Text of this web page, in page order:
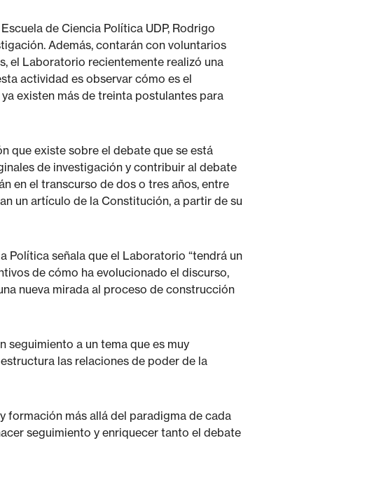
de Ciencia Política UDP, Rodrigo
Además, contarán con voluntarios
el Laboratorio recientemente realizó una
actividad es observar cómo es el
existen más de treinta postulantes para
que existe sobre el debate que se está
de investigación y contribuir al debate
en el transcurso de dos o tres años, entre
un artículo de la Constitución, a partir de su
Política señala que el Laboratorio “tendrá un
de cómo ha evolucionado el discurso,
nueva mirada al proceso de construcción
seguimiento a un tema que es muy
las relaciones de poder de la
formación más allá del paradigma de cada
seguimiento y enriquecer tanto el debate